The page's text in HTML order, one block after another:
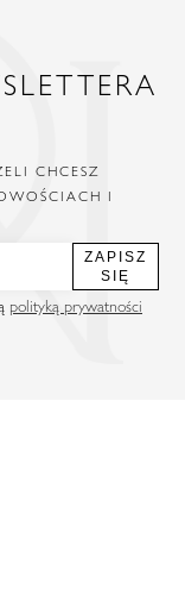
CHCESZ
I
ZAPISZ
SIĘ
polityką prywatności